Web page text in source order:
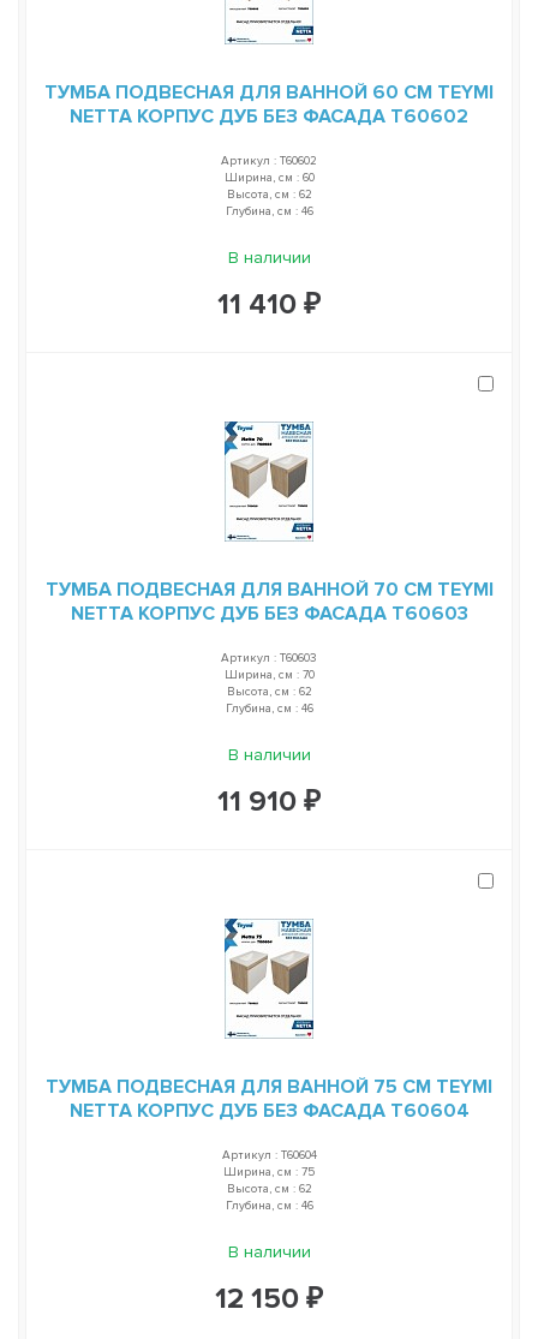
ТУМБА ПОДВЕСНАЯ ДЛЯ ВАННОЙ 60 СМ TEYMI
NETTA КОРПУС ДУБ БЕЗ ФАСАДА T60602
Артикул : T60602
Ширина, см : 60
Высота, см : 62
Глубина, см : 46
В наличии
11 410 ₽
ТУМБА ПОДВЕСНАЯ ДЛЯ ВАННОЙ 70 СМ TEYMI
NETTA КОРПУС ДУБ БЕЗ ФАСАДА T60603
Артикул : T60603
Ширина, см : 70
Высота, см : 62
Глубина, см : 46
В наличии
11 910 ₽
ТУМБА ПОДВЕСНАЯ ДЛЯ ВАННОЙ 75 СМ TEYMI
NETTA КОРПУС ДУБ БЕЗ ФАСАДА T60604
Артикул : T60604
Ширина, см : 75
Высота, см : 62
Глубина, см : 46
В наличии
12 150 ₽